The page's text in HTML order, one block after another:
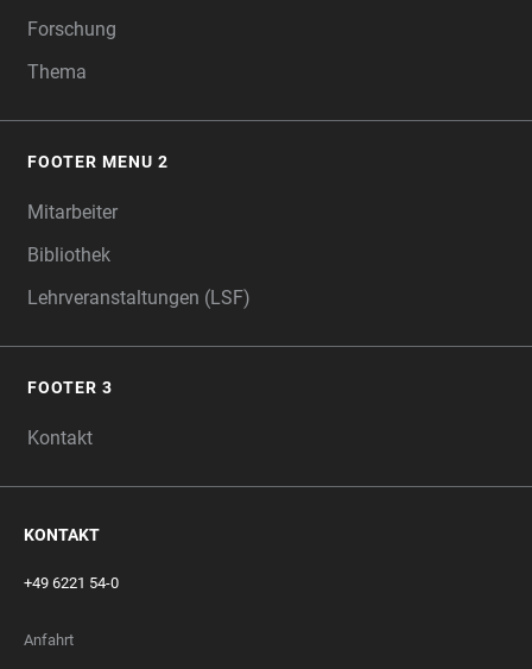
Forschung
Thema
FOOTER MENU 2
Mitarbeiter
Bibliothek
Lehrveranstaltungen (LSF)
FOOTER 3
Kontakt
KONTAKT
+49 6221 54-0
Anfahrt